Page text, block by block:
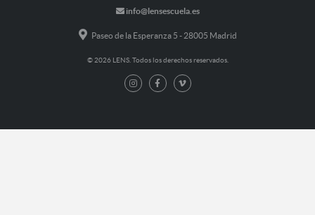
info@lensescuela.es
Paseo de la Esperanza 5 - 28005 Madrid
© 2026 LENS. Todos los derechos reservados.